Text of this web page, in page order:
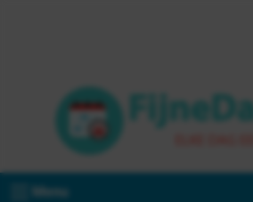
Menu